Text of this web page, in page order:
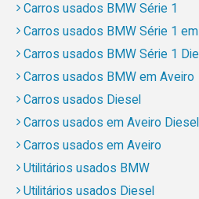
Carros usados BMW Série 1
Carros usados BMW Série 1
Carros usados BMW Série 1
Carros usados BMW em Aveiro
Carros usados Diesel
Carros usados em Aveiro Diesel
Carros usados em Aveiro
Utilitários usados BMW
Utilitários usados Diesel